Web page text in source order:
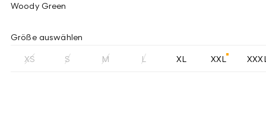
Woody Green
Größe auswählen
XS S M L XL XXL